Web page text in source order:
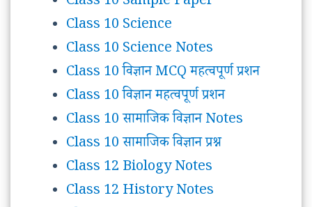
Class 10 Science
Class 10 Science Notes
Class 10 विज्ञान MCQ महत्वपूर्ण प्रशन
Class 10 विज्ञान महत्वपूर्ण प्रशन
Class 10 सामाजिक विज्ञान Notes
Class 10 सामाजिक विज्ञान प्रश्न
Class 12 Biology Notes
Class 12 History Notes